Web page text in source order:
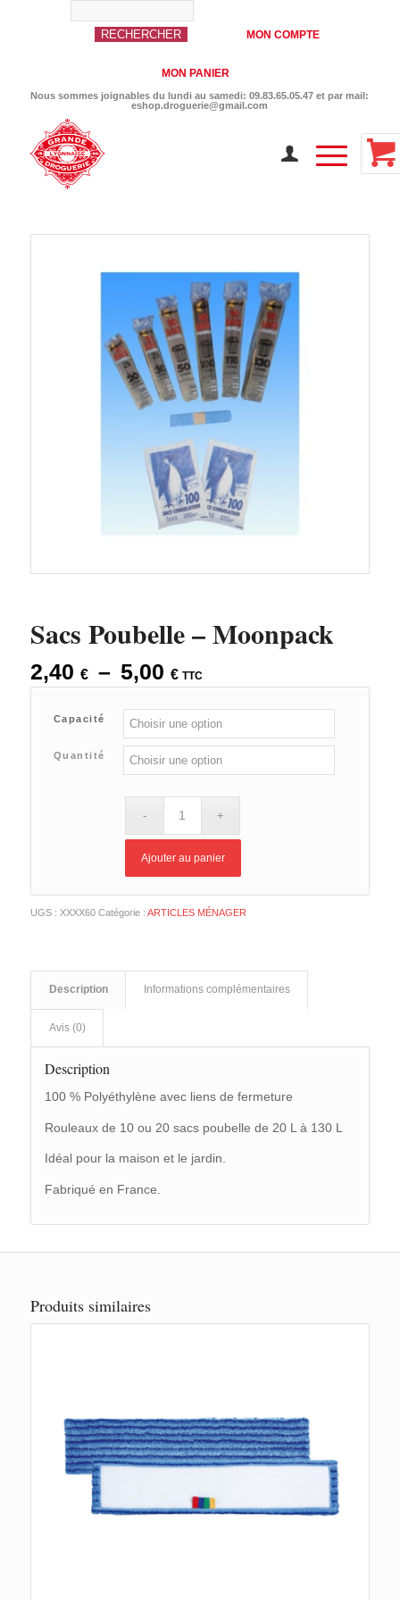
MON COMPTE
MON PANIER
Nous sommes joignables du lundi au samedi: 09.83.65.05.47 et par mail:
eshop.droguerie@gmail.com
Sacs Poubelle – Moonpack
2,40 € – 5,00 €Plage
de
prix :
2,40 €
à
5,00 €
TTC
Capacité
Quantité
Ajouter au panier
UGS : XXXX60 Catégorie : ARTICLES MÉNAGER
Description Informations complémentaires
Avis (0)
Description
100 % Polyéthylène avec liens de fermeture
Rouleaux de 10 ou 20 sacs poubelle de 20 L à 130 L
Idéal pour la maison et le jardin.
Fabriqué en France.
Produits similaires